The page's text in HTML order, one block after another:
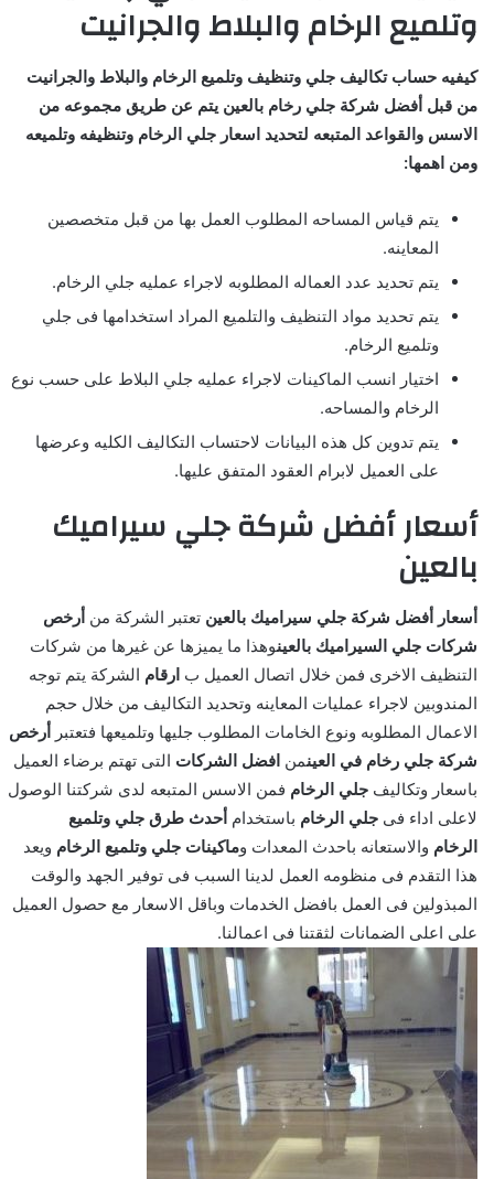
وتلميع الرخام والبلاط والجرانيت
كيفيه حساب تكاليف جلي وتنظيف وتلميع الرخام والبلاط والجرانيت
من قبل أفضل شركة جلي رخام بالعين يتم عن طريق مجموعه من
الاسس والقواعد المتبعه لتحديد اسعار جلي الرخام وتنظيفه وتلميعه
ومن اهمها:
يتم قياس المساحه المطلوب العمل بها من قبل متخصصين
المعاينه.
يتم تحديد عدد العماله المطلوبه لاجراء عمليه جلي الرخام.
يتم تحديد مواد التنظيف والتلميع المراد استخدامها فى جلي
وتلميع الرخام.
اختيار انسب الماكينات لاجراء عمليه جلي البلاط على حسب نوع
الرخام والمساحه.
يتم تدوين كل هذه البيانات لاحتساب التكاليف الكليه وعرضها
على العميل لابرام العقود المتفق عليها.
أسعار أفضل شركة جلي سيراميك
بالعين
أسعار أفضل شركة جلي سيراميك بالعين تعتبر الشركة من أرخص
شركات جلي السيراميك بالعينوهذا ما يميزها عن غيرها من شركات
التنظيف الاخرى فمن خلال اتصال العميل ب ارقام الشركة يتم توجه
المندوبين لاجراء عمليات المعاينه وتحديد التكاليف من خلال حجم
الاعمال المطلوبه ونوع الخامات المطلوب جليها وتلميعها فتعتبر أرخص
شركة جلي رخام في العينمن افضل الشركات التى تهتم برضاء العميل
باسعار وتكاليف جلي الرخام فمن الاسس المتبعه لدى شركتنا الوصول
لاعلى اداء فى جلي الرخام باستخدام أحدث طرق جلي وتلميع
الرخام والاستعانه باحدث المعدات وماكينات جلي وتلميع الرخام ويعد
هذا التقدم فى منظومه العمل لدينا السبب فى توفير الجهد والوقت
المبذولين فى العمل بافضل الخدمات وباقل الاسعار مع حصول العميل
على اعلى الضمانات لثقتنا فى اعمالنا.